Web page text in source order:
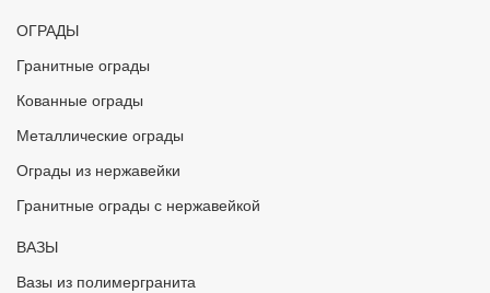
ОГРАДЫ
Гранитные ограды
Кованные ограды
Металлические ограды
Ограды из нержавейки
Гранитные ограды с нержавейкой
ВАЗЫ
Вазы из полимергранита